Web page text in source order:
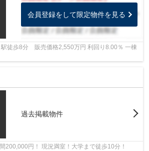
会員登録をして限定物件を見る
徒歩8分 販売価格2,550万円 利回り8.00％ 一棟
過去掲載物件
200,000円！ 現況満室！大学まで徒歩10分！